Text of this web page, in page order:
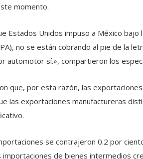
momento.
Estados Unidos impuso a México
no se están cobrando al pie de la
automotor sí.», compartieron los
que, por esta razón, las
las exportaciones manufactureras
se contrajeron 0.2 por
importaciones de bienes intermedios